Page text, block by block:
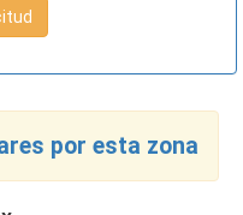
por esta zona